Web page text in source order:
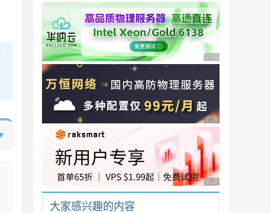
广告 商业广告，理性
广告 商业广告，理性
广告 商业广告，理性
大家感兴趣的内容